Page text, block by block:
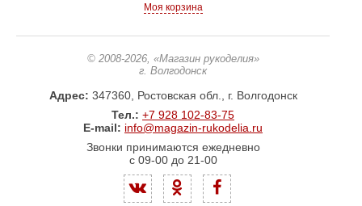
Моя корзина
© 2008-2026, «Магазин рукоделия»
г. Волгодонск
Адрес: 347360, Ростовская обл., г. Волгодонск
Тел.: +7 928 102-83-75
E-mail: info@magazin-rukodelia.ru
Звонки принимаются ежедневно
с 09-00 до 21-00